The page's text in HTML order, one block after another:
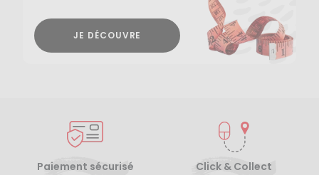
JE DÉCOUVRE
Paiement sécurisé
Click & Collect